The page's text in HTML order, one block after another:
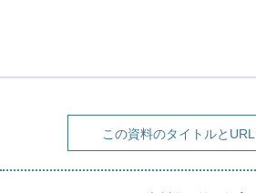
この資料のタイトルと